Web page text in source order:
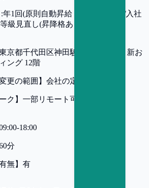
年1回(原則自動昇給 ※一部例外有)/入社
級見直し(昇降格あり)
京都千代田区神田駿河台４丁目３ 新お
ング 12階
更の範囲 】 会社の定める事業所
ク 】 一部リモート可
18:00
分
無】 有